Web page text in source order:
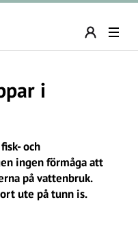
i
och
ingen förmåga att
på vattenbruk.
ute på tunn is.